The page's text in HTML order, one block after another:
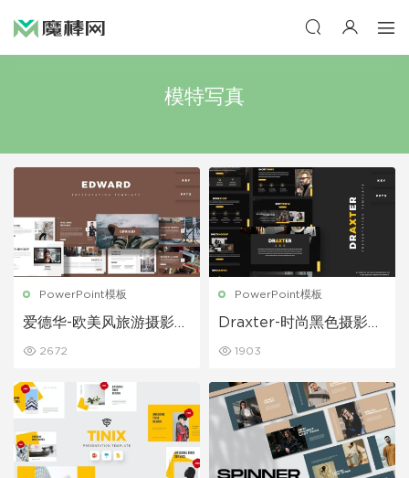
模特写真
PowerPoint模板
爱德华-欧美风旅游摄影P
2672
PowerPoint模板
Draxter-时尚黑色摄影P
1903